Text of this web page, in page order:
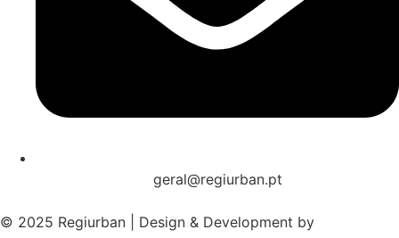
geral@regiurban.pt
© 2025 Regiurban | Design & Development by